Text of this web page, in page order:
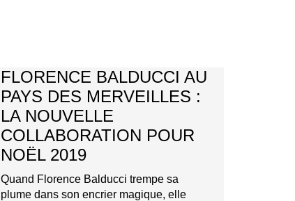
FLORENCE BALDUCCI AU
PAYS DES MERVEILLES :
LA NOUVELLE
COLLABORATION POUR
NOËL 2019
Quand Florence Balducci trempe sa
plume dans son encrier magique, elle